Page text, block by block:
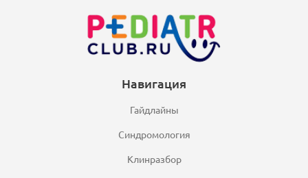
Навигация
Гайдлайны
Синдромология
Клинразбор